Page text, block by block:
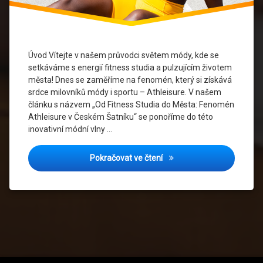
Úvod Vítejte v našem průvodci světem módy, kde se
setkáváme s energií fitness studia a pulzujícím životem
města! Dnes se zaměříme na fenomén, který si získává
srdce milovníků módy i sportu – Athleisure. V našem
článku s názvem „Od Fitness Studia do Města: Fenomén
Athleisure v Českém Šatníku“ se ponoříme do této
inovativní módní vlny …
Pokračovat ve čteníOd Fitness Studia do
Průvodce
Sportovní
Oblečení
Sportovní
Trendy
Životní
Styl
Udržitelnost